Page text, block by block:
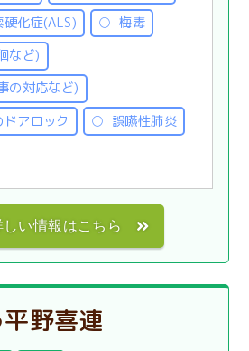
化症(ALS)
梅毒
など)
の対応など)
アロック
誤嚥性肺炎
い情報はこちら
野喜連